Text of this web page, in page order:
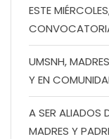
ESTE
UMSNH,
Y EN
A SER ALIADOS
MADRES Y